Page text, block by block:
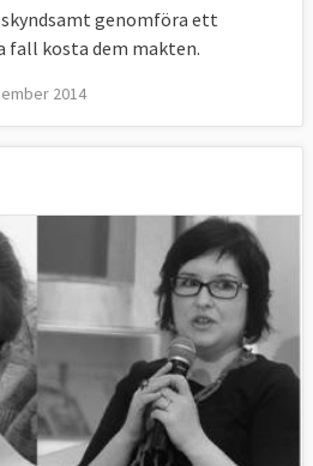
genomföra ett
fall kosta dem makten.
2014